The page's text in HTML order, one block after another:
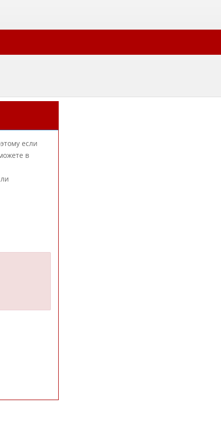
если
в